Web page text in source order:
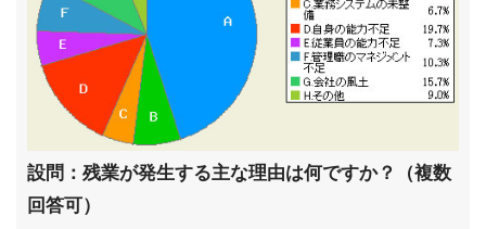
設問：残業が発生する主な理由は何ですか？（複数
回答可）